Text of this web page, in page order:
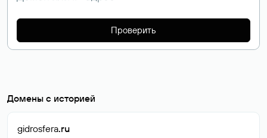
Проверить
Домены с историей
gidrosfera.ru